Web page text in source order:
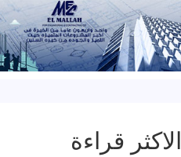
الاكثر قراءة